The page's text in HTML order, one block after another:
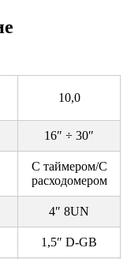
10,0
16″ ÷ 30″
С таймером/С
расходомером
4″ 8UN
1,5″ D-GB